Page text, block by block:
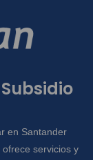
en Santander
servicios y